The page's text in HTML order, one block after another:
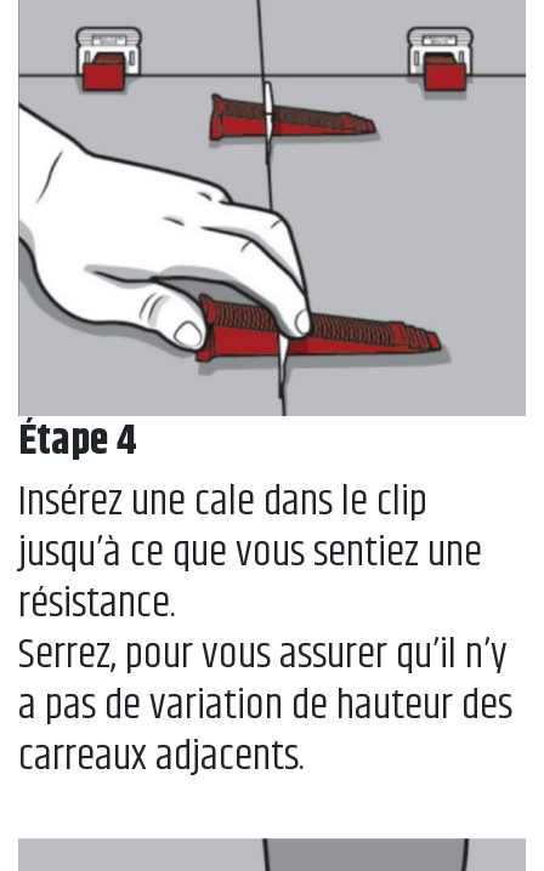
Étape 4
Insérez une cale dans le clip
jusqu’à ce que vous sentiez une
résistance.
Serrez, pour vous assurer qu’il n’y
a pas de variation de hauteur des
carreaux adjacents.